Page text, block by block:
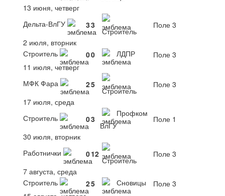
13 июня, четверг
Дельта-ВлГУ
33
Строитель
Поле 3
2 июля, вторник
Строитель
00 ЛДПР
Поле 3
11 июля, четверг
МФК Фара
25
Строитель
Поле 3
17 июля, среда
Строитель
03
Профком
ВлГУ
Поле 1
30 июля, вторник
Работнички
012
Строитель
Поле 3
7 августа, среда
Строитель
25 Сновицы
Поле 3